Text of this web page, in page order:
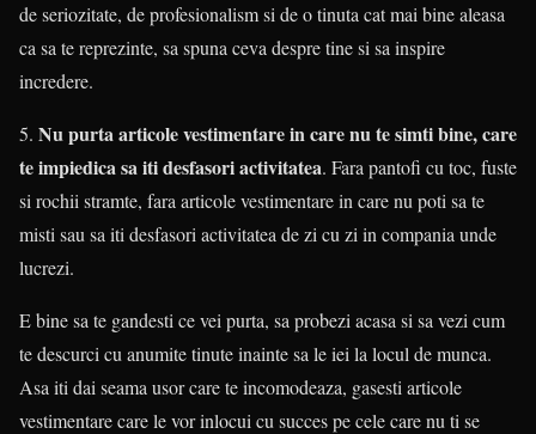
de seriozitate, de profesionalism si de o tinuta cat mai bine aleasa
ca sa te reprezinte, sa spuna ceva despre tine si sa inspire
incredere.
5. Nu purta articole vestimentare in care nu te simti bine, care
te impiedica sa iti desfasori activitatea. Fara pantofi cu toc, fuste
si rochii stramte, fara articole vestimentare in care nu poti sa te
misti sau sa iti desfasori activitatea de zi cu zi in compania unde
lucrezi.
E bine sa te gandesti ce vei purta, sa probezi acasa si sa vezi cum
te descurci cu anumite tinute inainte sa le iei la locul de munca.
Asa iti dai seama usor care te incomodeaza, gasesti articole
vestimentare care le vor inlocui cu succes pe cele care nu ti se